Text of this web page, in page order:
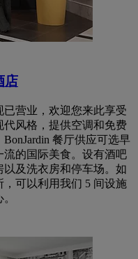
店
营业，欢迎您来此享受
风格，提供空调和免费
餐厅供应可选早
的国际美食。设有酒吧
及洗衣房和停车场。如
可以利用我们 5 间设施